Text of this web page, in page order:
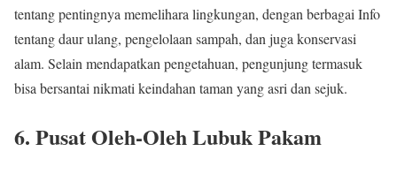
tentang pentingnya memelihara lingkungan, dengan berbagai Info
tentang daur ulang, pengelolaan sampah, dan juga konservasi
alam. Selain mendapatkan pengetahuan, pengunjung termasuk
bisa bersantai nikmati keindahan taman yang asri dan sejuk.
6. Pusat Oleh-Oleh Lubuk Pakam